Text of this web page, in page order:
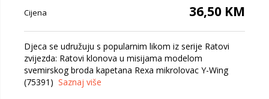
Cijena 36,50 KM
Djeca se udružuju s popularnim likom iz serije Ratovi
zvijezda: Ratovi klonova u misijama modelom
svemirskog broda kapetana Rexa mikrolovac Y-Wing
(75391) Saznaj više